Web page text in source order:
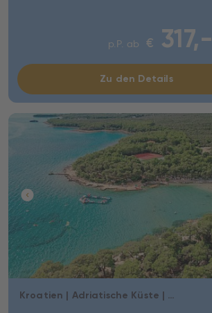
p.P. ab € 317,-
Zu den Details
Kroatien | Adriatische Küste | Pakostane